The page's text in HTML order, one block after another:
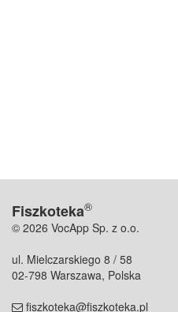
Fiszkoteka®
© 2026 VocApp Sp. z o.o.
ul. Mielczarskiego 8 / 58
02-798 Warszawa, Polska
fiszkoteka@fiszkoteka.pl